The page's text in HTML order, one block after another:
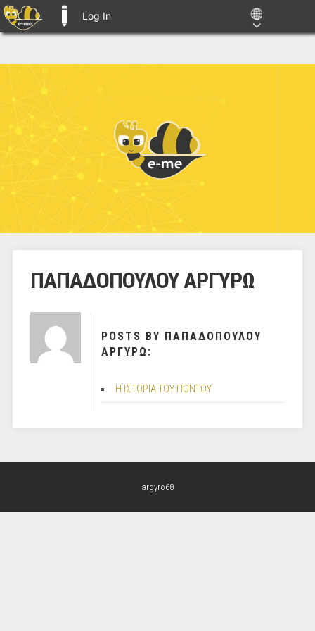
Log In
ΠΑΠΑΔΟΠΟΥΛΟΥ ΑΡΓΥΡΩ
POSTS BY ΠΑΠΑΔΟΠΟΥΛΟΥ
ΑΡΓΥΡΩ:
Η ΙΣΤΟΡΙΑ ΤΟΥ ΠΟΝΤΟΥ
argyro68